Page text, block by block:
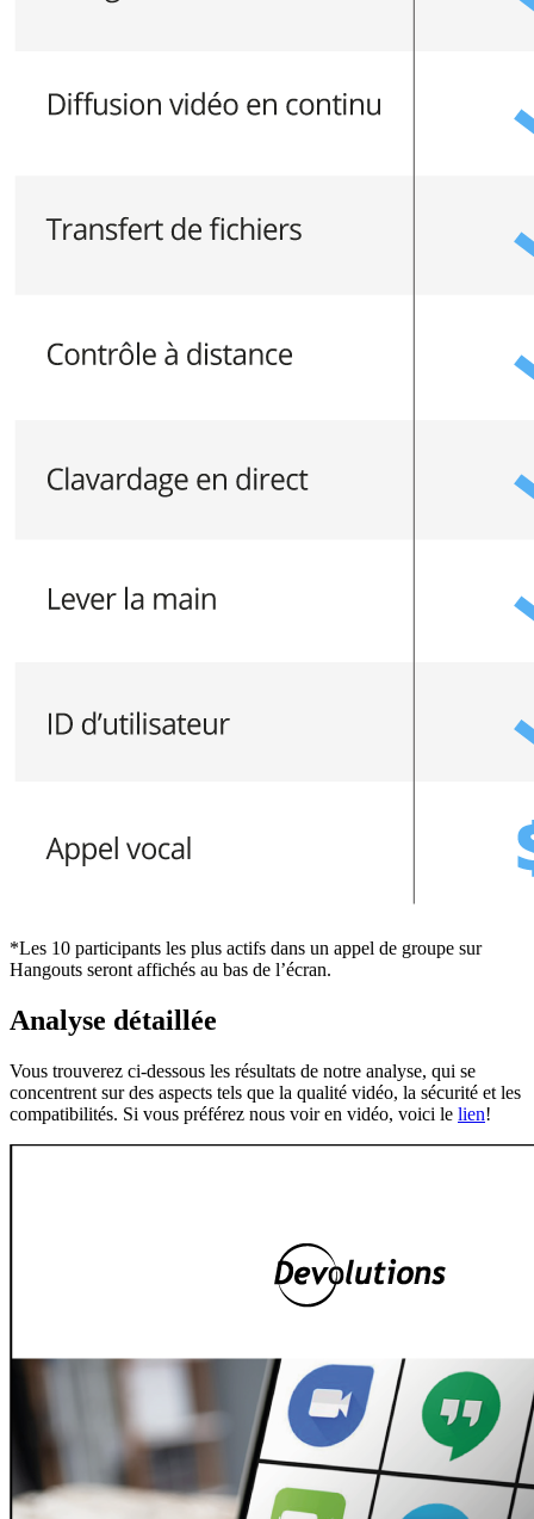
*Les 10 participants les plus actifs dans un appel de groupe sur
Hangouts seront affichés au bas de l’écran.
Analyse détaillée
Vous trouverez ci-dessous les résultats de notre analyse, qui se
concentrent sur des aspects tels que la qualité vidéo, la sécurité et les
compatibilités. Si vous préférez nous voir en vidéo, voici le lien!